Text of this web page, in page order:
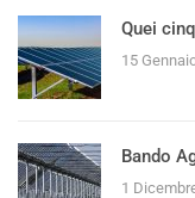
Quei
15
Bando
1